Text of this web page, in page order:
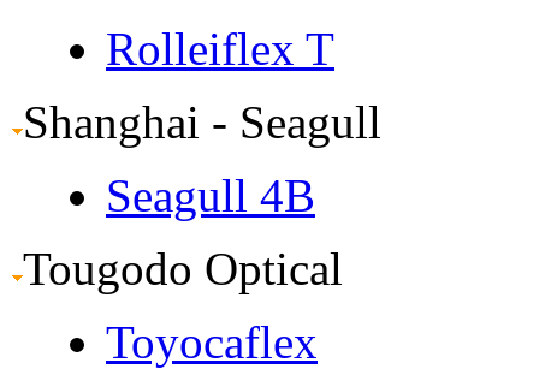
Rolleiflex T
Shanghai - Seagull
Seagull 4B
Tougodo Optical
Toyocaflex